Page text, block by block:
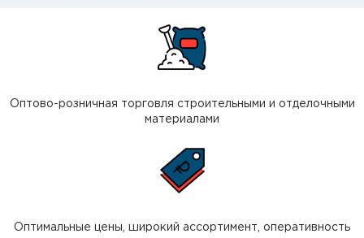
Оптово-розничная торговля строительными и отделочными
материалами
Оптимальные цены, широкий ассортимент, оперативность